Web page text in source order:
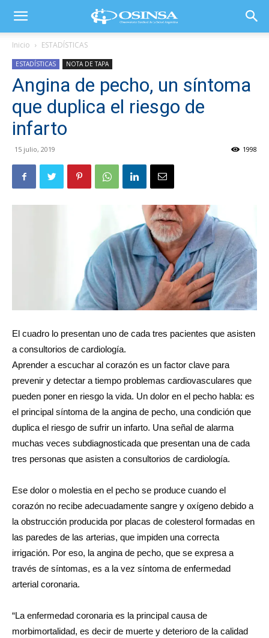
Inicio ESTADÍSTICAS
ESTADÍSTICAS NOTA DE TAPA
Angina de pecho, un síntoma
que duplica el riesgo de
infarto
15 julio, 2019 1998
El cuadro lo presentan uno de cada tres pacientes que asisten
a consultorios de cardiología.
Aprender a escuchar al corazón es un factor clave para
prevenir y detectar a tiempo problemas cardiovasculares que
pueden poner en riesgo la vida. Un dolor en el pecho habla: es
el principal síntoma de la angina de pecho, una condición que
duplica el riesgo de sufrir un infarto. Una señal de alarma
muchas veces subdiagnosticada que presentan una de cada
tres personas que asisten a consultorios de cardiología.
Ese dolor o molestia en el pecho se produce cuando el
corazón no recibe adecuadamente sangre y oxígeno debido a
la obstrucción producida por placas de colesterol formadas en
las paredes de las arterias, que impiden una correcta
irrigación. Por eso, la angina de pecho, que se expresa a
través de síntomas, es a la vez síntoma de enfermedad
arterial coronaria.
“La enfermedad coronaria es la principal causa de
morbimortalidad, es decir de muerte y deterioro de la calidad